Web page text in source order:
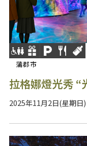
蒲郡市
拉格娜燈光秀 “
2025年11月2日(星期日